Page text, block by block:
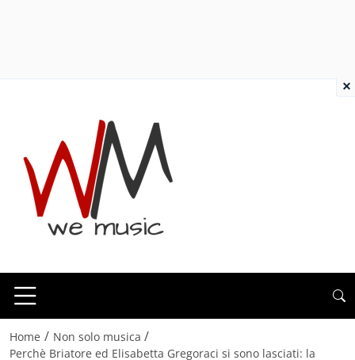
Home / Non solo musica /
Perchè Briatore ed Elisabetta Gregoraci si sono lasciati: la
×